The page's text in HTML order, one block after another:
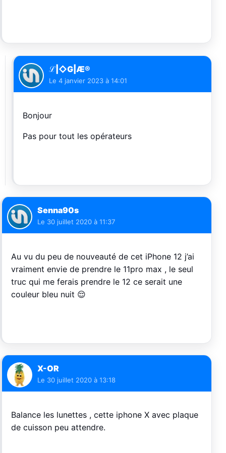
ℒ|◇G|Æ®
Le 4 janvier 2023 à 14:01
Bonjour
Pas pour tout les opérateurs
Senna90s
Le 30 juillet 2020 à 11:37
Au vu du peu de nouveauté de cet iPhone 12 j’ai
vraiment envie de prendre le 11pro max , le seul
truc qui me ferais prendre le 12 ce serait une
couleur bleu nuit 😌
X-OR
Le 30 juillet 2020 à 13:18
Balance les lunettes , cette iphone X avec plaque
de cuisson peu attendre.